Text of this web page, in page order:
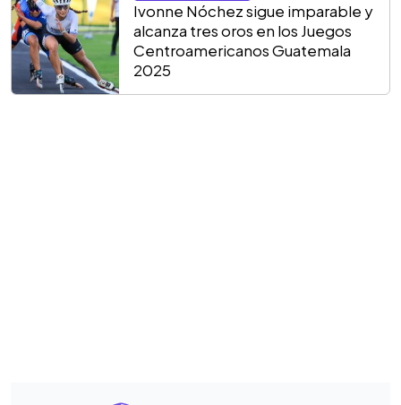
Ivonne Nóchez sigue imparable y
alcanza tres oros en los Juegos
Centroamericanos Guatemala
2025